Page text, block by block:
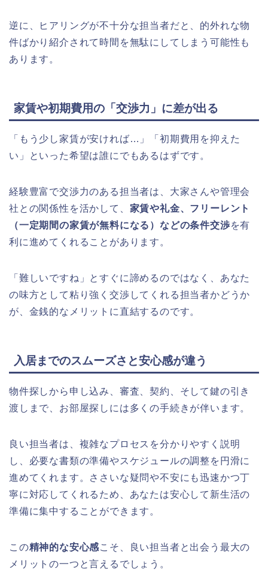
逆に、ヒアリングが不十分な担当者だと、的外れな物
件ばかり紹介されて時間を無駄にしてしまう可能性も
あります。
家賃や初期費用の「交渉力」に差が出る
「もう少し家賃が安ければ…」「初期費用を抑えた
い」といった希望は誰にでもあるはずです。
経験豊富で交渉力のある担当者は、大家さんや管理会
社との関係性を活かして、 家賃や礼金、フリーレント
（一定期間の家賃が無料になる）などの条件交渉を有
利に進めてくれることがあります。
「難しいですね」とすぐに諦めるのではなく、あなた
の味方として粘り強く交渉してくれる担当者かどうか
が、金銭的なメリットに直結するのです。
入居までのスムーズさと安心感が違う
物件探しから申し込み、審査、契約、そして鍵の引き
渡しまで、お部屋探しには多くの手続きが伴います。
良い担当者は、複雑なプロセスを分かりやすく説明
し、必要な書類の準備やスケジュールの調整を円滑に
進めてくれます。ささいな疑問や不安にも迅速かつ丁
寧に対応してくれるため、あなたは安心して新生活の
準備に集中することができます。
この精神的な安心感こそ、良い担当者と出会う最大の
メリットの一つと言えるでしょう。